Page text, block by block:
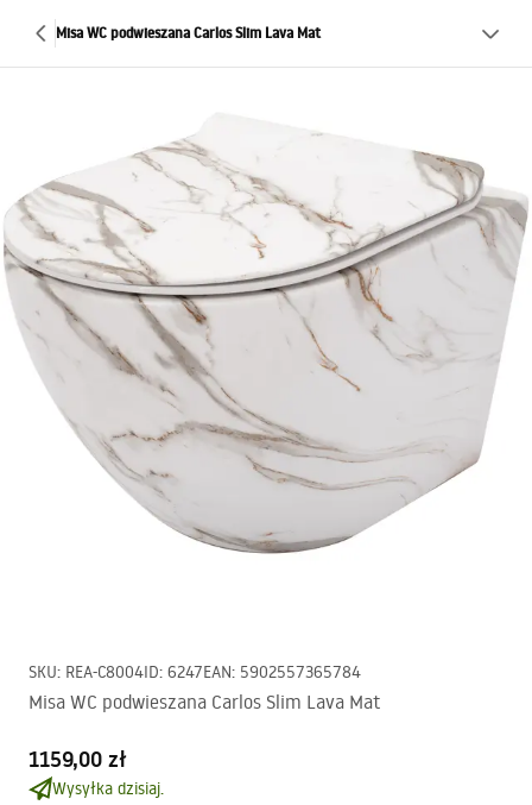
Misa WC podwieszana Carlos Slim Lava Mat
SKU: REA-C8004ID: 6247EAN: 5902557365784
Misa WC podwieszana Carlos Slim Lava Mat
1159,00 zł
Wysyłka dzisiaj.